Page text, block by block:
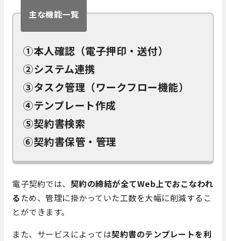
主な機能一覧
①本人確認（電子押印・送付）
②システム連携
③タスク管理（ワークフロー機能）
④テンプレート作成
⑤契約書検索
⑥契約書保管・管理
電子契約では、 契約の締結が全てWeb上でおこなわれ
る ため、管理に掛かっていた工数を大幅に削減するこ
とができます。
また、サービスによっては契約書のテンプレートを利